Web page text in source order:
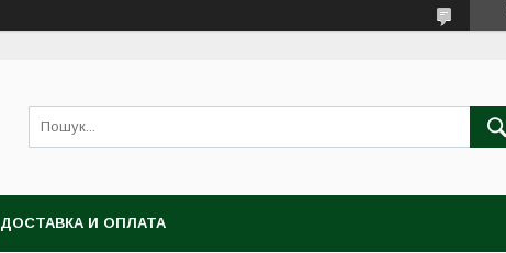
ДОСТАВКА И ОПЛАТА